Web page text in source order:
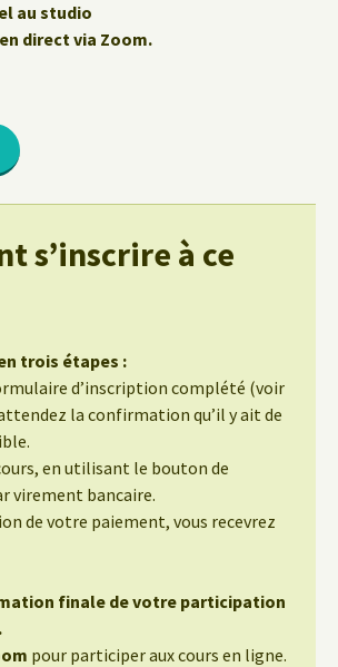
au studio
direct via Zoom.
s’inscrire à ce
trois étapes :
d’inscription complété (voir
la confirmation qu’il y ait de
en utilisant le bouton de
virement bancaire.
de votre paiement, vous recevrez
finale de votre participation
pour participer aux cours en ligne.